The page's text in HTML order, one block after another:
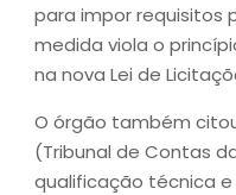
para impor requisitos
medida viola o
na nova Lei de
O órgão também
(Tribunal de Contas
qualificação técnica